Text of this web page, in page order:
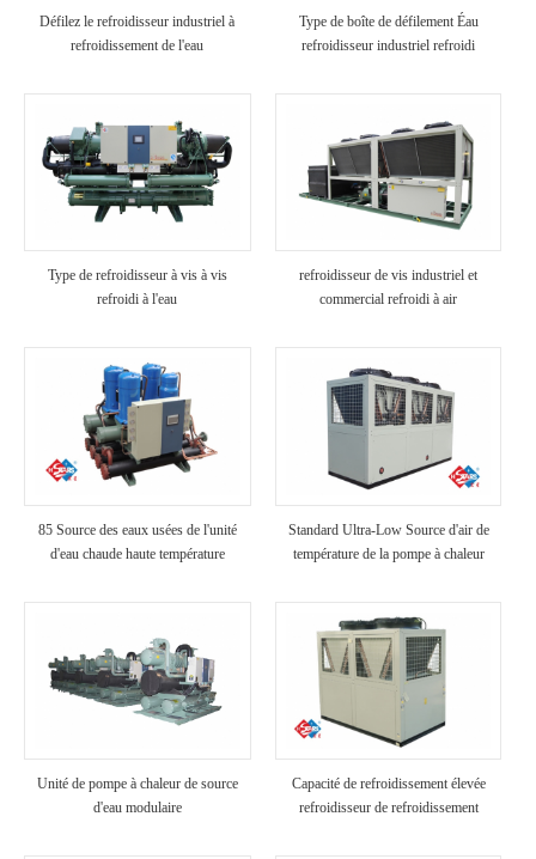
Défilez le refroidisseur industriel à
refroidissement de l'eau
Type de boîte de défilement Éau
refroidisseur industriel refroidi
Type de refroidisseur à vis à vis
refroidi à l'eau
refroidisseur de vis industriel et
commercial refroidi à air
85 Source des eaux usées de l'unité
d'eau chaude haute température
Standard Ultra-Low Source d'air de
température de la pompe à chaleur
Unité de pompe à chaleur de source
d'eau modulaire
Capacité de refroidissement élevée
refroidisseur de refroidissement